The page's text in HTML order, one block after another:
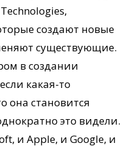
создают новые
существующие.
в создании
какая-то
она становится
это видели.
и Apple, и Google, и